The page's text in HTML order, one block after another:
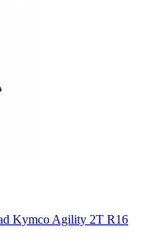
Kymco Agility 2T R16